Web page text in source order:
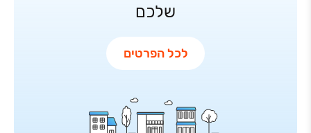
שלכם
לכל הפרטים